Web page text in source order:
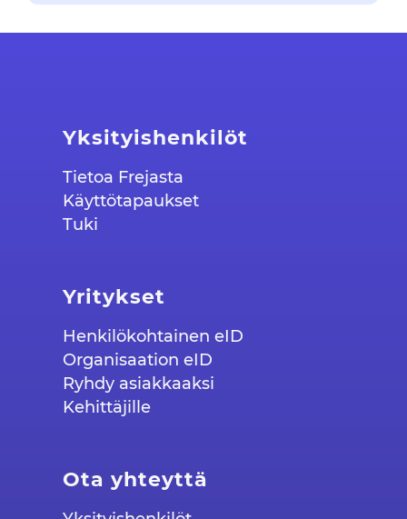
Yksityishenkilöt
Tietoa Frejasta
Käyttötapaukset
Tuki
Yritykset
Henkilökohtainen eID
Organisaation eID
Ryhdy asiakkaaksi
Kehittäjille
Ota yhteyttä